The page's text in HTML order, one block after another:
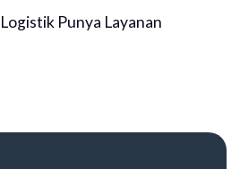
Punya Layanan